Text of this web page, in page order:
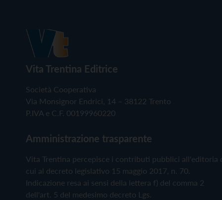
Vita Trentina Editrice
Società Cooperativa
Via Monsignor Endrici, 14 – 38122 Trento
P.IVA e C.F. 00199960220
Amministrazione trasparente
Vita Trentina percepisce i contributi pubblici all'editoria
cui al decreto legislativo 15 maggio 2017, n. 70.
Indicazione resa ai sensi della lettera f) del comma 2
dell'art. 5 del medesimo decreto Lgs.